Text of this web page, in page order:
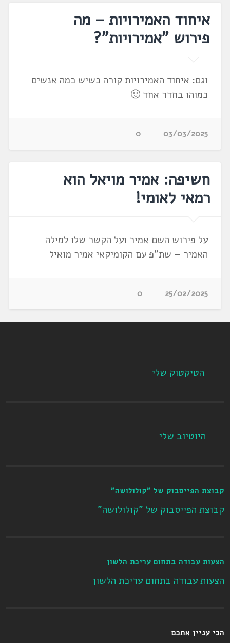
איחוד האמירויות – מה
פירוש "אמירויות"?
וגם: איחוד האמירויות קורה כשיש כמה אנשים
כמוהו בחדר אחד 🙂
03/03/2025
0
חשיפה: אמיר מויאל הוא
רמאי לאומי!
על פירוש השם אמיר ועל הקשר שלו למילה
האמיר – שת"פ עם הקומיקאי אמיר מואיל
25/02/2025
0
הטיקטוק שלי
היוטיוב שלי
קבוצת הפייסבוק של "קולולושה"
קבוצת הפייסבוק של "קולולושה"
הצעות עבודה בתחום עריכת הלשון
הצעות עבודה בתחום עריכת הלשון
הכי עניין אתכם